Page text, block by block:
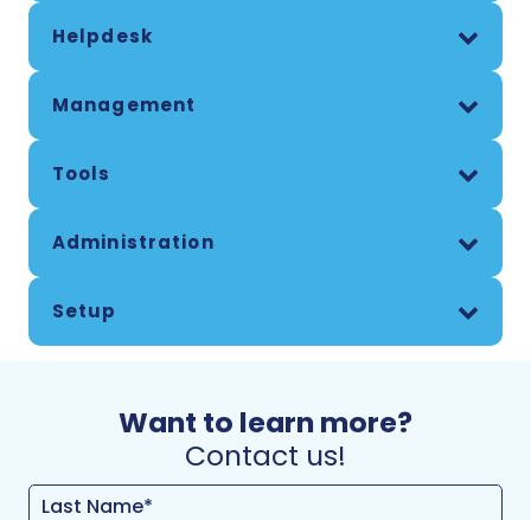
Helpdesk
Management
Tools
Administration
Setup
Want to learn more?
Contact us!